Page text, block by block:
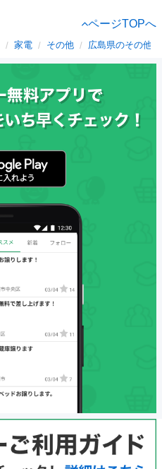
ページTOPへ
家電 その他 広島県のその他